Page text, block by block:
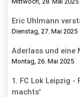
Eric Uhlmann
Dienstag, 27. Mai 2025
Aderlass und eine
Montag, 26. Mai 2025
1. FC Lok Leipzig -
machts'